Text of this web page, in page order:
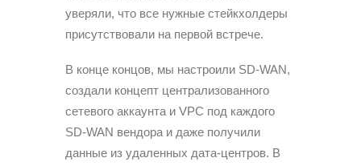
уверяли, что все нужные стейкхолдеры
присутствовали на первой встрече.
В конце концов, мы настроили SD-WAN,
создали концепт централизованного
сетевого аккаунта и VPC под каждого
SD-WAN вендора и даже получили
данные из удаленных дата-центров. В